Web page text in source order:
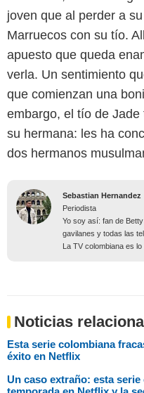
joven que al perder a
Marruecos con su tío.
apuesto que queda
verla. Un sentimiento
que comienzan una
embargo, el tío de
su hermana: les ha
dos hermanos
Sebastian Hernandez
Periodista
Yo soy así: fan de
gavilanes y todas las
La TV colombiana es lo
Noticias
Esta serie colombiana
éxito en Netflix
Un caso extraño: esta